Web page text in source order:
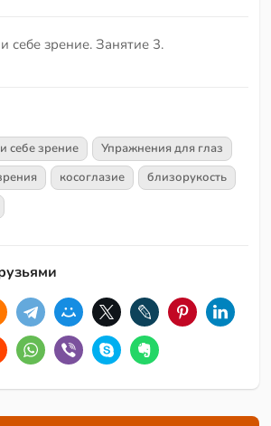
себе зрение. Занятие 3.
себе зрение
Упражнения для глаз
косоглазие
близорукость